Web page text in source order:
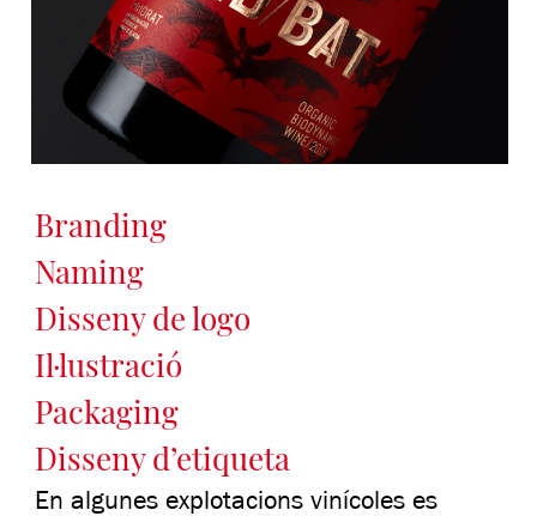
Branding
Naming
Disseny de logo
Il·lustració
Packaging
Disseny d’etiqueta
En algunes explotacions vinícoles es